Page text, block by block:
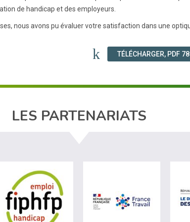
de handicap et des employeurs.
nous avons pu évaluer votre satisfaction dans une
TÉLÉCHARGER, PDF
LES PARTENARIATS
(nouvelle fenêtre)
les site de Agefiph (nouvelle fenêtre)visiter les site de Fiphfp (nouvellevisiter les